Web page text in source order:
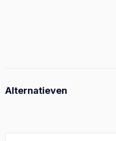
Alternatieven